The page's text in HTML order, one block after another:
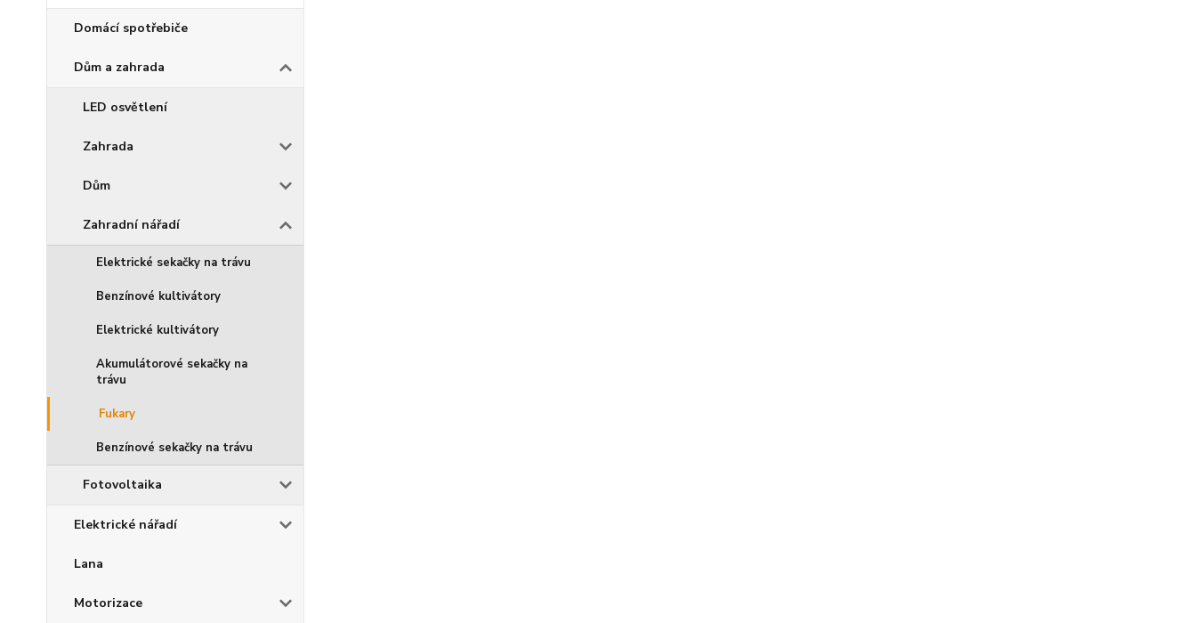
Domácí spotřebiče
Dům a zahrada
LED osvětlení
Zahrada
Dům
Zahradní nářadí
Elektrické sekačky na trávu
Benzínové kultivátory
Elektrické kultivátory
Akumulátorové sekačky na
trávu
Fukary
Benzínové sekačky na trávu
Fotovoltaika
Elektrické nářadí
Lana
Motorizace